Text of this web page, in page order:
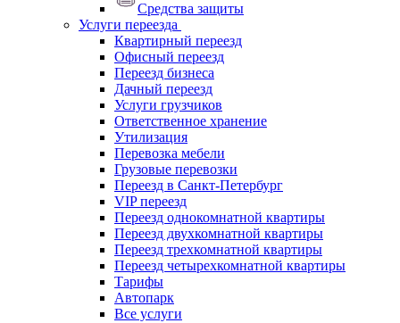
Средства защиты
Услуги переезда
Квартирный переезд
Офисный переезд
Переезд бизнеса
Дачный переезд
Услуги грузчиков
Ответственное хранение
Утилизация
Перевозка мебели
Грузовые перевозки
Переезд в Санкт-Петербург
VIP переезд
Переезд однокомнатной квартиры
Переезд двухкомнатной квартиры
Переезд трехкомнатной квартиры
Переезд четырехкомнатной квартиры
Тарифы
Автопарк
Все услуги